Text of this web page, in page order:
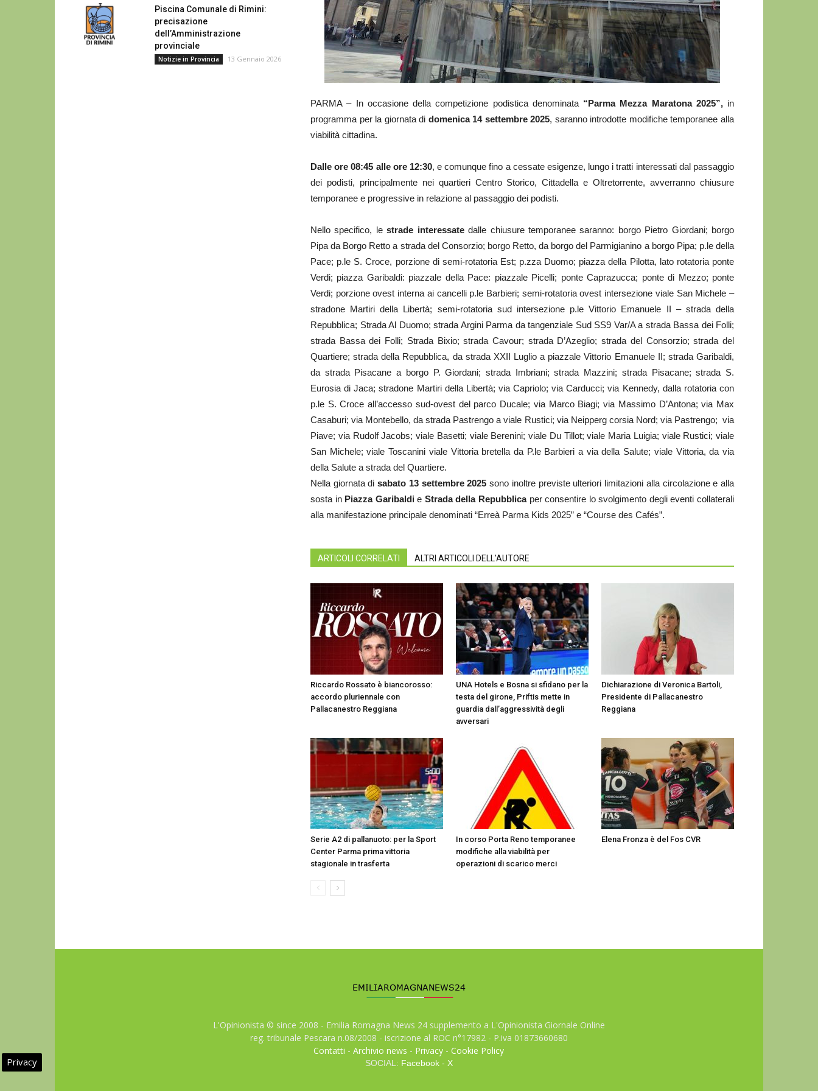
PARMA – In occasione della competizione podistica denominata “Parma Mezza Maratona 2025”,in
programma per la giornata di domenica 14 settembre 2025, saranno introdotte modifiche temporanee alla
viabilità cittadina.
Dalle ore 08:45 alle ore 12:30, e comunque fino a cessate esigenze, lungo i tratti interessati dal passaggio
dei podisti, principalmente nei quartieri Centro Storico, Cittadella e Oltretorrente, avverranno chiusure
temporanee e progressive in relazione al passaggio dei podisti.
Nello specifico, lestrade interessatedalle chiusure temporanee saranno: borgo Pietro Giordani; borgo
Pipa da Borgo Retto a strada del Consorzio; borgo Retto, da borgo del Parmigianino a borgo Pipa; p.le della
Pace; p.le S. Croce, porzione di semi-rotatoria Est; p.zza Duomo; piazza della Pilotta, lato rotatoria ponte
Verdi; piazza Garibaldi: piazzale della Pace: piazzale Picelli; ponte Caprazucca; ponte di Mezzo; ponte
Verdi; porzione ovest interna ai cancelli p.le Barbieri; semi-rotatoria ovest intersezione viale San Michele –
stradone Martiri della Libertà; semi-rotatoria sud intersezione p.le Vittorio Emanuele II – strada della
Repubblica; Strada Al Duomo; strada Argini Parma da tangenziale Sud SS9 Var/A a strada Bassa dei Folli;
strada Bassa dei Folli; Strada Bixio; strada Cavour; strada D’Azeglio; strada del Consorzio; strada del
Quartiere; strada della Repubblica, da strada XXII Luglio a piazzale Vittorio Emanuele II; strada Garibaldi,
da strada Pisacane a borgo P. Giordani; strada Imbriani; strada Mazzini; strada Pisacane; strada S.
Eurosia di Jaca; stradone Martiri della Libertà; via Capriolo; via Carducci; via Kennedy, dalla rotatoria con
p.le S. Croce all’accesso sud-ovest del parco Ducale; via Marco Biagi; via Massimo D’Antona; via Max
Casaburi; via Montebello, da strada Pastrengo a viale Rustici; via Neipperg corsia Nord; via Pastrengo; via
Piave; via Rudolf Jacobs; viale Basetti; viale Berenini; viale Du Tillot; viale Maria Luigia; viale Rustici; viale
San Michele; viale Toscanini viale Vittoria bretella da P.le Barbieri a via della Salute; viale Vittoria, da via
della Salute a strada del Quartiere.
Nella giornata disabato 13 settembre 2025 sono inoltre previste ulteriori limitazioni alla circolazione e alla
sosta in Piazza Garibaldie Strada della Repubblicaper consentire lo svolgimento degli eventi collaterali
alla manifestazione principale denominati “Erreà Parma Kids 2025” e “Course des Cafés”.
ARTICOLI CORRELATI ALTRI ARTICOLI DELL'AUTORE
Riccardo Rossato è biancorosso:
accordo pluriennale con
Pallacanestro Reggiana
UNA Hotels e Bosna si sfidano per la
testa del girone, Priftis mette in
guardia dall’aggressività degli
avversari
Dichiarazione di Veronica Bartoli,
Presidente di Pallacanestro
Reggiana
Serie A2 di pallanuoto: per la Sport
Center Parma prima vittoria
stagionale in trasferta
In corso Porta Reno temporanee
modifiche alla viabilità per
operazioni di scarico merci
Elena Fronza è del Fos CVR
Piscina Comunale di Rimini:
precisazione
dell’Amministrazione
provinciale
Notizie in Provincia 13 Gennaio 2026
L'Opinionista © since 2008 - Emilia Romagna News 24 supplemento a L'Opinionista Giornale Online
reg. tribunale Pescara n.08/2008 - iscrizione al ROC n°17982 - P.iva 01873660680
Contatti -Archivio news - Privacy -Cookie Policy
SOCIAL: Facebook- X
Privacy